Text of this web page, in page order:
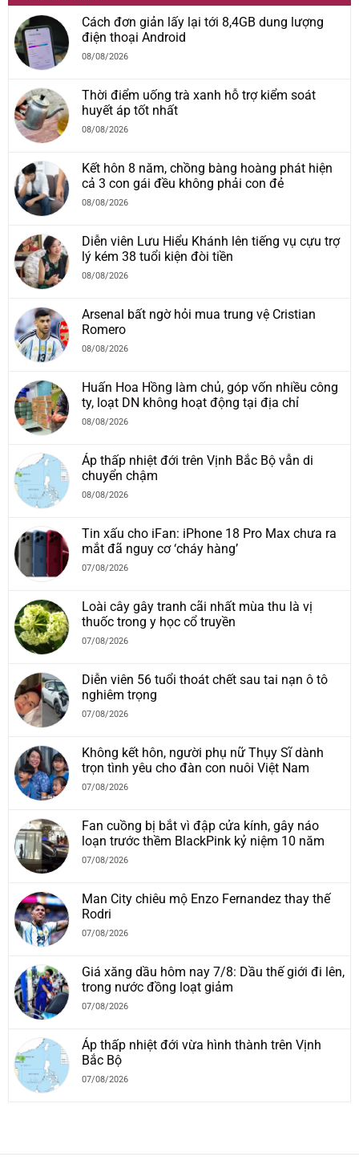
Cách đơn giản lấy lại tới 8,4GB dung lượng
điện thoại Android
08/08/2026
Thời điểm uống trà xanh hỗ trợ kiểm soát
huyết áp tốt nhất
08/08/2026
Kết hôn 8 năm, chồng bàng hoàng phát hiện
cả 3 con gái đều không phải con đẻ
08/08/2026
Diễn viên Lưu Hiểu Khánh lên tiếng vụ cựu trợ
lý kém 38 tuổi kiện đòi tiền
08/08/2026
Arsenal bất ngờ hỏi mua trung vệ Cristian
Romero
08/08/2026
Huấn Hoa Hồng làm chủ, góp vốn nhiều công
ty, loạt DN không hoạt động tại địa chỉ
08/08/2026
Áp thấp nhiệt đới trên Vịnh Bắc Bộ vẫn di
chuyển chậm
08/08/2026
Tin xấu cho iFan: iPhone 18 Pro Max chưa ra
mắt đã nguy cơ ‘cháy hàng’
07/08/2026
Loài cây gây tranh cãi nhất mùa thu là vị
thuốc trong y học cổ truyền
07/08/2026
Diễn viên 56 tuổi thoát chết sau tai nạn ô tô
nghiêm trọng
07/08/2026
Không kết hôn, người phụ nữ Thụy Sĩ dành
trọn tình yêu cho đàn con nuôi Việt Nam
07/08/2026
Fan cuồng bị bắt vì đập cửa kính, gây náo
loạn trước thềm BlackPink kỷ niệm 10 năm
07/08/2026
Man City chiêu mộ Enzo Fernandez thay thế
Rodri
07/08/2026
Giá xăng dầu hôm nay 7/8: Dầu thế giới đi lên,
trong nước đồng loạt giảm
07/08/2026
Áp thấp nhiệt đới vừa hình thành trên Vịnh
Bắc Bộ
07/08/2026